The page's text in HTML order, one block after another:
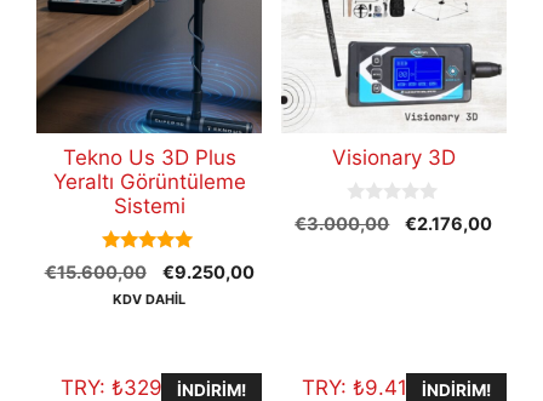
Tekno Us 3D Plus
Yeraltı Görüntüleme
Sistemi
5.00
out of 5
€15.600,00
Orijinal
fiyat:
€9.250,00Şu
KDV DAHİL
Visionary 3D
0
o
€3.000,00
Orijinal
€2.176,00Şu
TRY: ₺329.322,00
İNDIRIM! TRY: ₺9.417.511,46
İNDIRIM!